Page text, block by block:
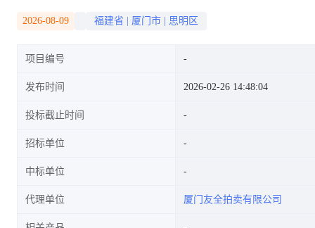
在京东资产交易平台上进行一批
物资公开拍卖活动。
2026-08-09 福建省 厦门市 思明区
项目编号
发布时间 2026-02-26 14:48:04
投标截止时间
招标单位
中标单位
代理单位 厦门友全拍卖有限公司